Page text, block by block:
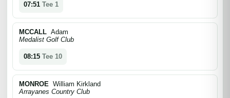
07:51 Tee 1
MCCALL Adam
Medalist Golf Club
08:15 Tee 10
MONROE William Kirkland
Arrayanes Country Club